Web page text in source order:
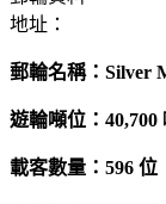
地址：
郵輪名稱：Silver
遊輪噸位：40,700
載客數量：596 位